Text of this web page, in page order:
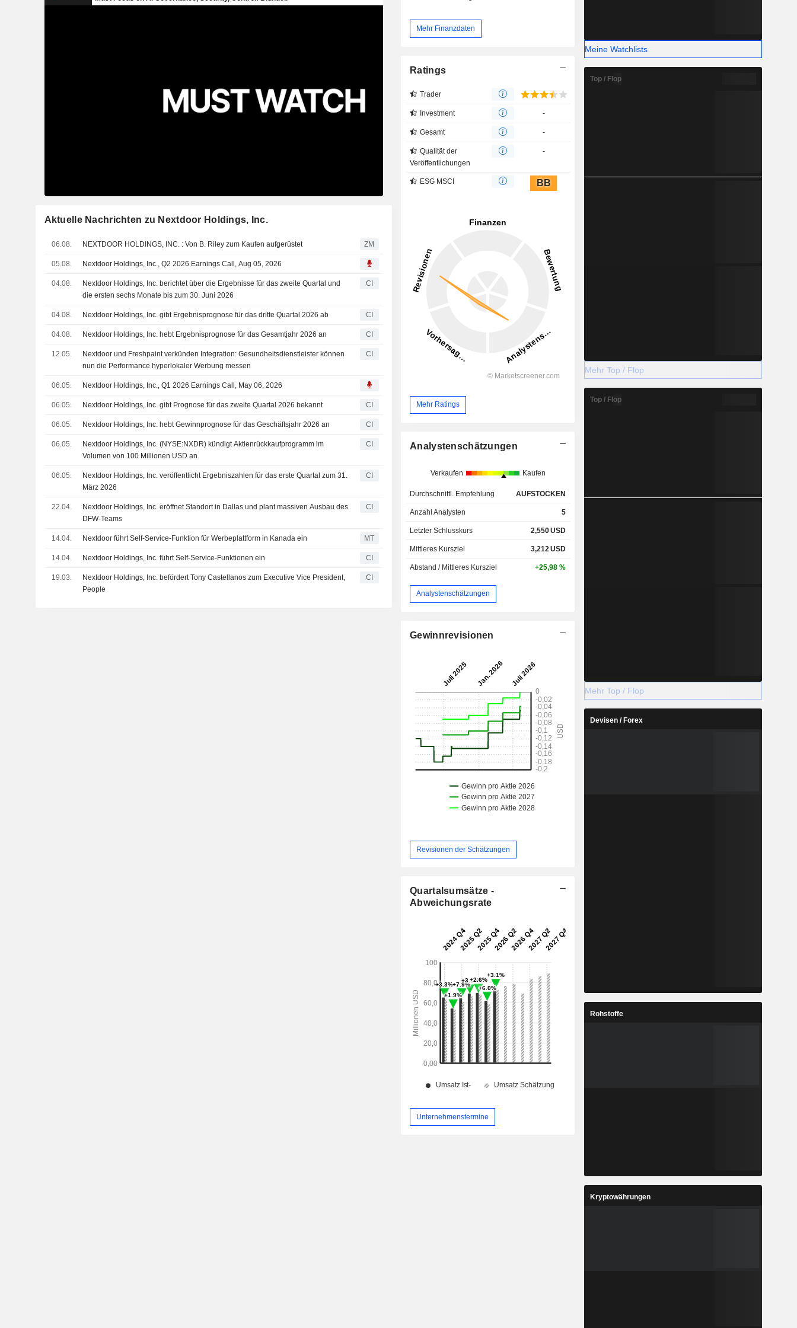
Aktuelle Nachrichten zu Nextdoor Holdings, Inc.
06.08. NEXTDOOR HOLDINGS, INC. : Von B. Riley zum Kaufen aufgerüstet ZM
05.08. Nextdoor Holdings, Inc., Q2 2026 Earnings Call, Aug 05, 2026
04.08.
Nextdoor Holdings, Inc. berichtet über die Ergebnisse für das zweite Quartal und
die ersten sechs Monate bis zum 30. Juni 2026
CI
04.08. Nextdoor Holdings, Inc. gibt Ergebnisprognose für das dritte Quartal 2026 ab CI
04.08. Nextdoor Holdings, Inc. hebt Ergebnisprognose für das Gesamtjahr 2026 an CI
12.05.
Nextdoor und Freshpaint verkünden Integration: Gesundheitsdienstleister können
nun die Performance hyperlokaler Werbung messen
CI
06.05. Nextdoor Holdings, Inc., Q1 2026 Earnings Call, May 06, 2026
06.05. Nextdoor Holdings, Inc. gibt Prognose für das zweite Quartal 2026 bekannt CI
06.05. Nextdoor Holdings, Inc. hebt Gewinnprognose für das Geschäftsjahr 2026 an CI
06.05.
Nextdoor Holdings, Inc. (NYSE:NXDR) kündigt Aktienrückkaufprogramm im
Volumen von 100 Millionen USD an.
CI
06.05.
Nextdoor Holdings, Inc. veröffentlicht Ergebniszahlen für das erste Quartal zum 31.
März 2026
CI
22.04.
Nextdoor Holdings, Inc. eröffnet Standort in Dallas und plant massiven Ausbau des
DFW-Teams
CI
14.04. Nextdoor führt Self-Service-Funktion für Werbeplattform in Kanada ein MT
14.04. Nextdoor Holdings, Inc. führt Self-Service-Funktionen ein CI
19.03.
Nextdoor Holdings, Inc. befördert Tony Castellanos zum Executive Vice President,
People
CI
Mehr Finanzdaten
Ratings
Trader
Investment -
Gesamt -
Qualität der
Veröffentlichungen
-
ESG MSCI BB
Mehr Ratings
Analystenschätzungen
Verkaufen Kaufen
Durchschnittl. Empfehlung AUFSTOCKEN
Anzahl Analysten 5
Letzter Schlusskurs 2,550USD
Mittleres Kursziel 3,212 USD
Abstand / Mittleres Kursziel +25,98 %
Analystenschätzungen
Gewinnrevisionen
Revisionen der Schätzungen
Quartalsumsätze -
Abweichungsrate
Unternehmenstermine
Meine Watchlists
Top / Flop
Mehr Top / Flop
Top / Flop
Mehr Top / Flop
Devisen / Forex
Rohstoffe
Kryptowährungen